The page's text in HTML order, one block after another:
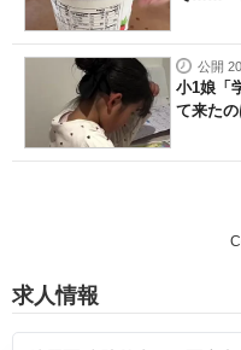
公開
小1娘「
て来た
求人情報